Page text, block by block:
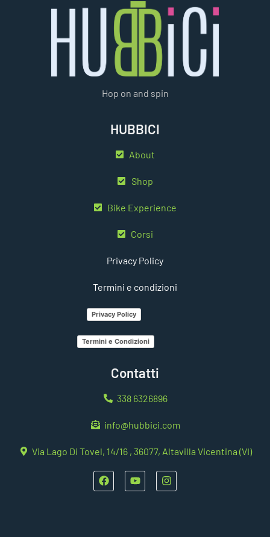
Hop on and spin
HUBBICI
About
Shop
Bike Experience
Corsi
Privacy Policy
Termini e condizioni
Privacy Policy
Termini e Condizioni
Contatti
338 6326896
info@hubbici.com
Via Lago Di Tovel, 14/16 , 36077, Altavilla Vicentina (VI)